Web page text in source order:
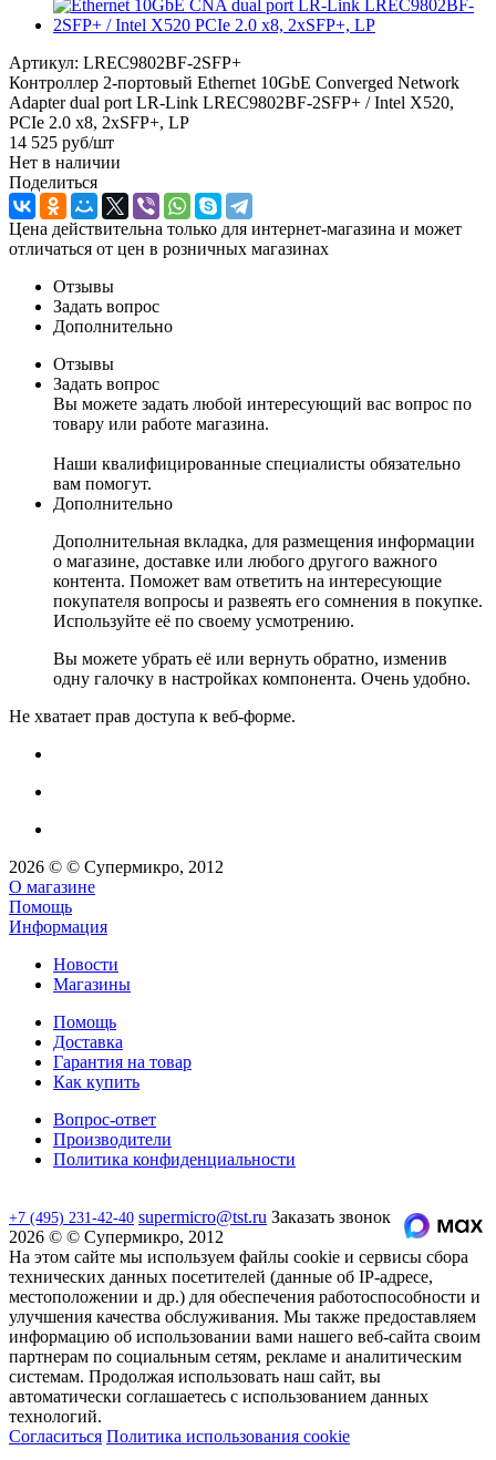
Артикул: LREC9802BF-2SFP+
Контроллер 2-портовый Ethernet 10GbE Converged Network
Adapter dual port LR-Link LREC9802BF-2SFP+ / Intel X520,
PCIe 2.0 x8, 2xSFP+, LP
14 525 руб/шт
Нет в наличии
Поделиться
Цена действительна только для интернет-магазина и может
отличаться от цен в розничных магазинах
Отзывы
Задать вопрос
Дополнительно
Отзывы
Задать вопрос
Вы можете задать любой интересующий вас вопрос по
товару или работе магазина.
Наши квалифицированные специалисты обязательно
вам помогут.
Дополнительно
Дополнительная вкладка, для размещения информации
о магазине, доставке или любого другого важного
контента. Поможет вам ответить на интересующие
покупателя вопросы и развеять его сомнения в покупке.
Используйте её по своему усмотрению.
Вы можете убрать её или вернуть обратно, изменив
одну галочку в настройках компонента. Очень удобно.
Не хватает прав доступа к веб-форме.
2026 © © Супермикро, 2012
О магазине
Помощь
Информация
Новости
Магазины
Помощь
Доставка
Гарантия на товар
Как купить
Вопрос-ответ
Производители
Политика конфиденциальности
+7 (495) 231-42-40 supermicro@tst.ru Заказать звонок
2026 © © Супермикро, 2012
На этом сайте мы используем файлы cookie и сервисы сбора
технических данных посетителей (данные об IP-адресе,
местоположении и др.) для обеспечения работоспособности и
улучшения качества обслуживания. Мы также предоставляем
информацию об использовании вами нашего веб-сайта своим
партнерам по социальным сетям, рекламе и аналитическим
системам. Продолжая использовать наш сайт, вы
автоматически соглашаетесь с использованием данных
технологий.
Согласиться Политика использования cookie